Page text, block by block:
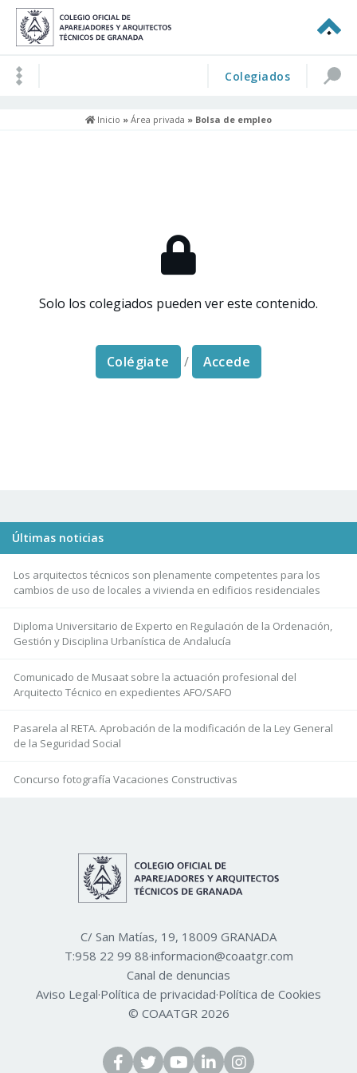
Colegiados
Inicio » Área privada » Bolsa de empleo
Solo los colegiados pueden ver este contenido.
Colégiate / Accede
Últimas noticias
Los arquitectos técnicos son plenamente competentes para los
cambios de uso de locales a vivienda en edificios residenciales
Diploma Universitario de Experto en Regulación de la Ordenación,
Gestión y Disciplina Urbanística de Andalucía
Comunicado de Musaat sobre la actuación profesional del
Arquitecto Técnico en expedientes AFO/SAFO
Pasarela al RETA. Aprobación de la modificación de la Ley General
de la Seguridad Social
Concurso fotografía Vacaciones Constructivas
C/ San Matías, 19, 18009 GRANADA
T:958 22 99 88·informacion@coaatgr.com
Canal de denuncias
Aviso Legal·Política de privacidad·Política de Cookies
© COAATGR 2026